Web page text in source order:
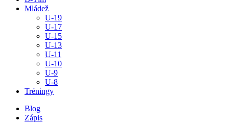
Mládež
U-19
U-17
U-15
U-13
U-11
U-10
U-9
U-8
Tréningy
Blog
Zápis